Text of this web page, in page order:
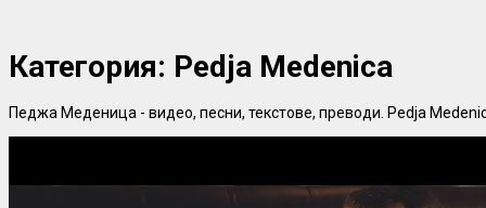
Категория: Pedja Medenica
Педжа Меденица - видео, песни, текстове, преводи. Pedja